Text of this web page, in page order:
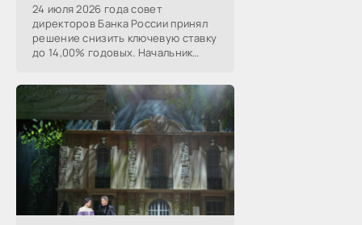
24 июля 2026 года совет
директоров Банка России принял
решение снизить ключевую ставку
до 14,00% годовых. Начальник
Николай Морев
прокомментировал...